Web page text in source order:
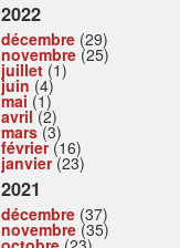
2022
décembre (29)
novembre (25)
juillet (1)
juin (4)
mai (1)
avril(2)
mars(3)
février(16)
janvier(23)
2021
décembre (37)
novembre (35)